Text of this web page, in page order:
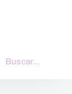
Buscar…